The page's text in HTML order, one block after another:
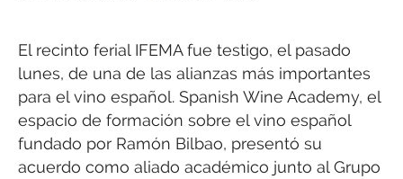
El recinto ferial IFEMA fue testigo, el pasado
lunes, de una de las alianzas más importantes
para el vino español. Spanish Wine Academy, el
espacio de formación sobre el vino español
fundado por Ramón Bilbao, presentó su
acuerdo como aliado académico junto al Grupo